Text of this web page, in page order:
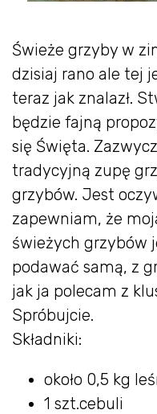
Świeże grzyby w
dzisiaj rano ale tej
teraz jak znalazł.
będzie fajną
się Święta.
tradycyjną zupę
grzybów. Jest
zapewniam, że
świeżych grzybów
podawać samą, z
jak ja polecam z
Spróbujcie.
Składniki:
około 0,5 kg
1 szt.cebuli